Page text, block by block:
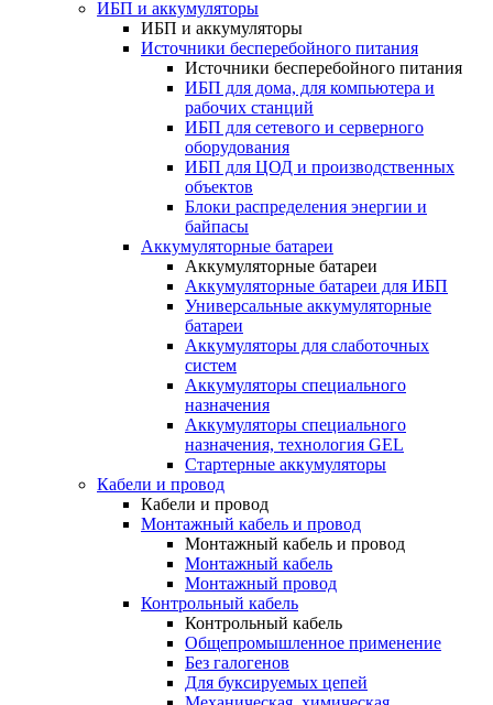
ИБП и аккумуляторы
ИБП и аккумуляторы
Источники бесперебойного питания
Источники бесперебойного питания
ИБП для дома, для компьютера и
рабочих станций
ИБП для сетевого и серверного
оборудования
ИБП для ЦОД и производственных
объектов
Блоки распределения энергии и
байпасы
Аккумуляторные батареи
Аккумуляторные батареи
Аккумуляторные батареи для ИБП
Универсальные аккумуляторные
батареи
Аккумуляторы для слаботочных
систем
Аккумуляторы специального
назначения
Аккумуляторы специального
назначения, технология GEL
Стартерные аккумуляторы
Кабели и провод
Кабели и провод
Монтажный кабель и провод
Монтажный кабель и провод
Монтажный кабель
Монтажный провод
Контрольный кабель
Контрольный кабель
Общепромышленное применение
Без галогенов
Для буксируемых цепей